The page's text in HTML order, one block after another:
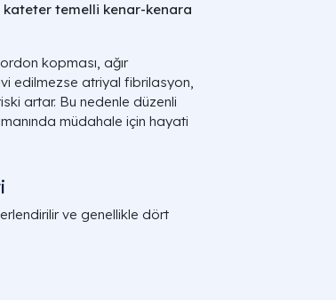
kateter temelli kenar-kenara
kopması, ağır
edilmezse atriyal fibrilasyon,
artar. Bu nedenle düzenli
müdahale için hayati
ve genellikle dört